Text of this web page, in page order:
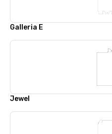
Galleria E
Jewel